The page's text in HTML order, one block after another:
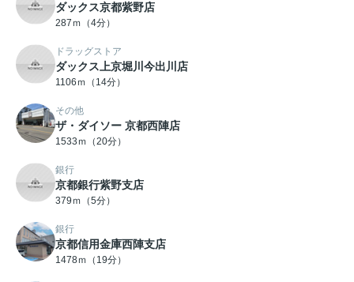
ダックス京都紫野店
287ｍ（4分）
ドラッグストア
ダックス上京堀川今出川店
1106ｍ（14分）
その他
ザ・ダイソー 京都西陣店
1533ｍ（20分）
銀行
京都銀行紫野支店
379ｍ（5分）
銀行
京都信用金庫西陣支店
1478ｍ（19分）